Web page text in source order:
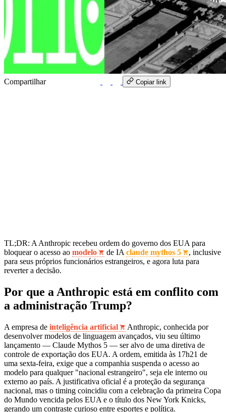
Compartilhar Copiar link
TL;DR: A Anthropic recebeu ordem do governo dos EUA para
bloquear o acesso ao modelo de IA claude mythos 5
, inclusive
para seus próprios funcionários estrangeiros, e agora luta para
reverter a decisão.
Por que a Anthropic está em conflito com
a administração Trump?
A empresa de inteligência artificial
Anthropic, conhecida por
desenvolver modelos de linguagem avançados, viu seu último
lançamento — Claude Mythos 5 — ser alvo de uma diretiva de
controle de exportação dos EUA. A ordem, emitida às 17h21 de
uma sexta‑feira, exige que a companhia suspenda o acesso ao
modelo para qualquer "nacional estrangeiro", seja ele interno ou
externo ao país. A justificativa oficial é a proteção da segurança
nacional, mas o timing coincidiu com a celebração da primeira Copa
do Mundo vencida pelos EUA e o título dos New York Knicks,
gerando um contraste curioso entre esportes e política.